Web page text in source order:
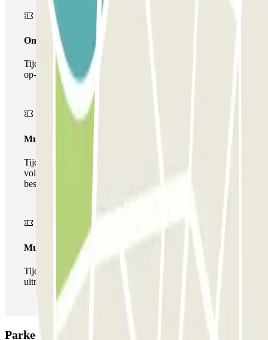
Onepass
Tijdens je verblijf kun je de parkeerplaats maar één keer
op- en afrijden.
Multiparking pass
Tijdens uw verblijf kunt u gebruik maken van het
volledige netwerk van parkeergarages van deze operator,
beschikbaar bij Parclick.
Multipass
Tijdens je verblijf kun je de parkeerplaats zo vaak in- en
uitrijden als je wilt.
Parkeergarage Bypark Manso Paral·lel: